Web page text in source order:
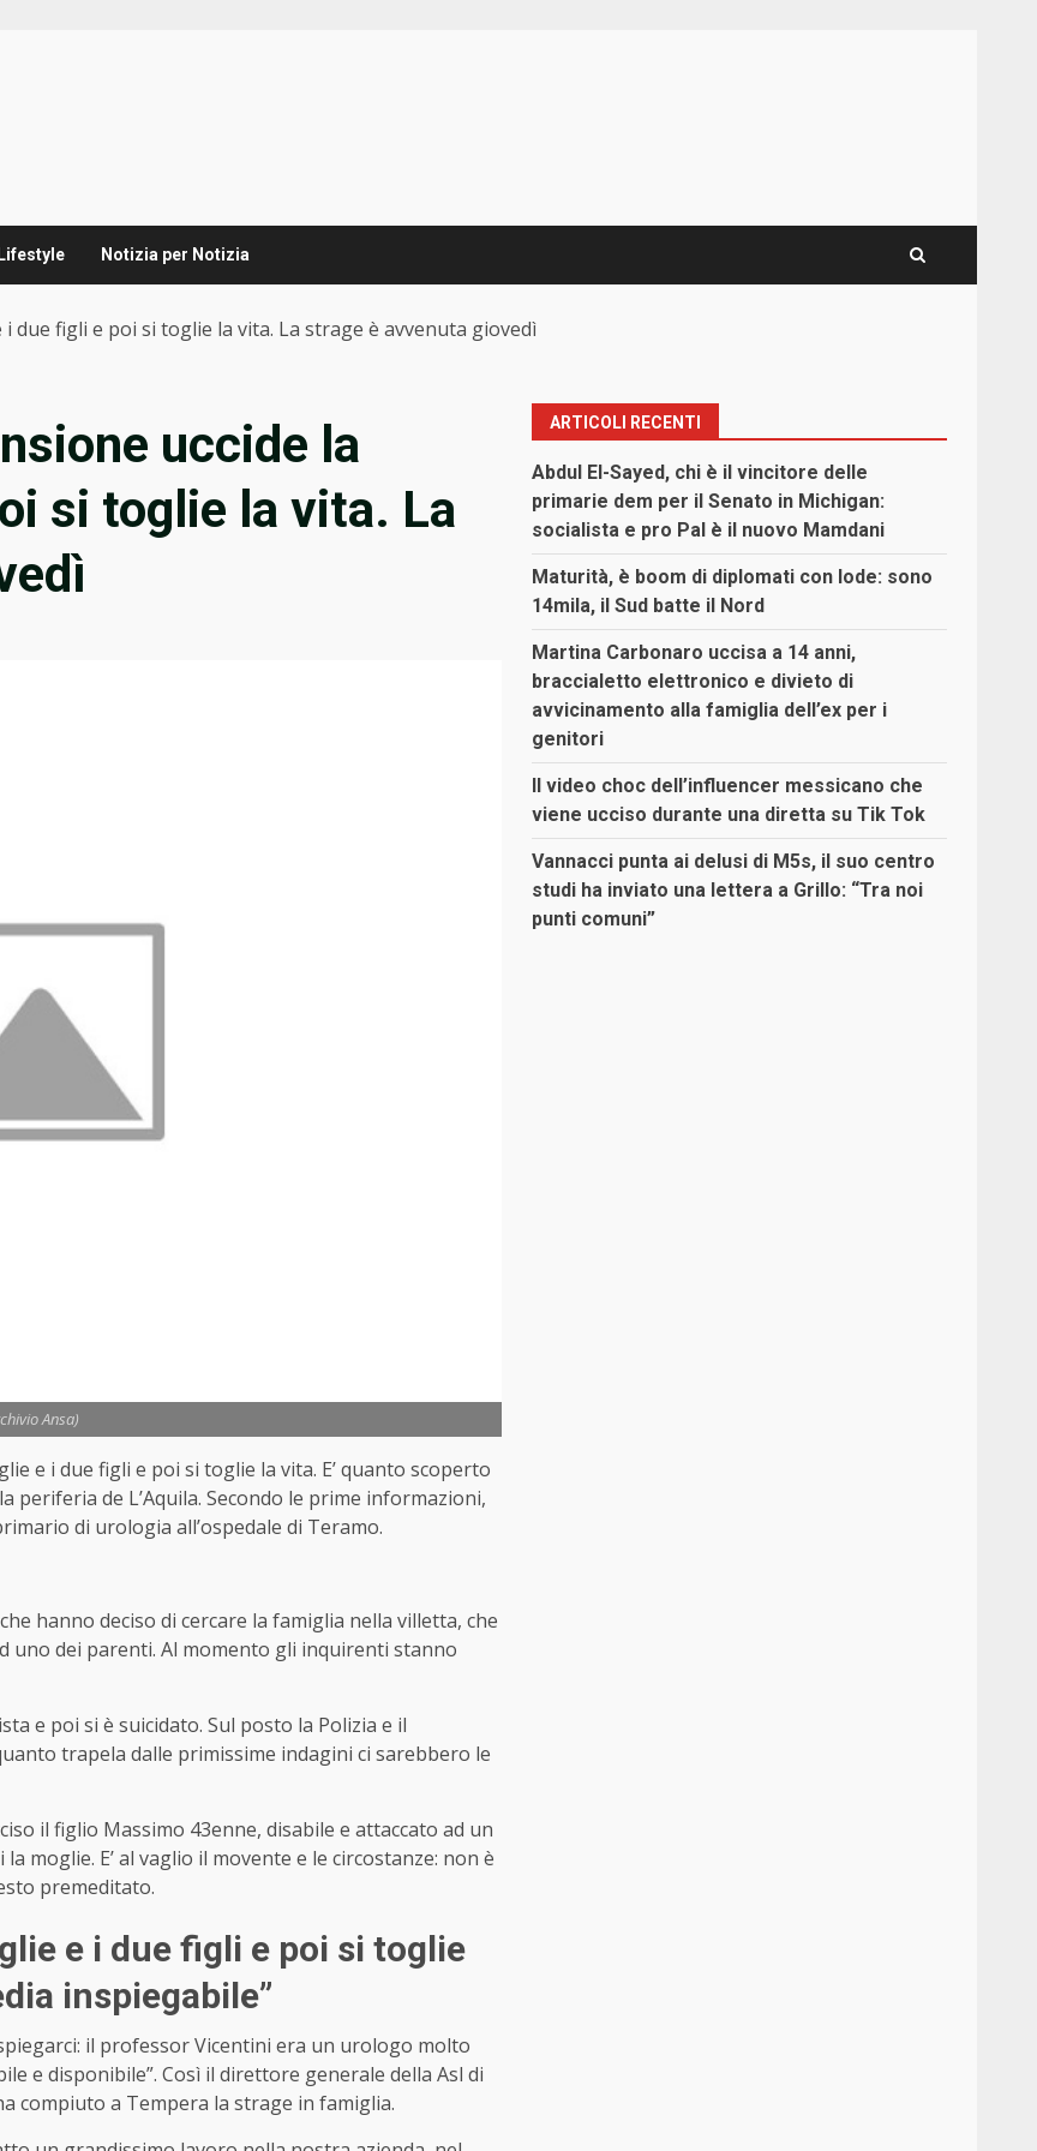
Lifestyle Notizia per Notizia
i due figli e poi si toglie la vita. La strage è avvenuta giovedì
uccide la
si toglie la vita. La
Ansa)
e i due figli e poi si toglie la vita. E’ quanto scoperto
de L’Aquila. Secondo le prime informazioni,
di urologia all’ospedale di Teramo.
hanno deciso di cercare la famiglia nella villetta, che
uno dei parenti. Al momento gli inquirenti stanno
e poi si è suicidato. Sul posto la Polizia e il
trapela dalle primissime indagini ci sarebbero le
il figlio Massimo 43enne, disabile e attaccato ad un
moglie. E’ al vaglio il movente e le circostanze: non è
premeditato.
e i due figli e poi si toglie
inspiegabile”
il professor Vicentini era un urologo molto
e disponibile”. Così il direttore generale della Asl di
compiuto a Tempera la strage in famiglia.
ARTICOLI RECENTI
Abdul El-Sayed, chi è il vincitore delle
primarie dem per il Senato in Michigan:
socialista e pro Pal è il nuovo Mamdani
Maturità, è boom di diplomati con lode: sono
14mila, il Sud batte il Nord
Martina Carbonaro uccisa a 14 anni,
braccialetto elettronico e divieto di
avvicinamento alla famiglia dell’ex per i
genitori
Il video choc dell’influencer messicano che
viene ucciso durante una diretta su Tik Tok
Vannacci punta ai delusi di M5s, il suo centro
studi ha inviato una lettera a Grillo: “Tra noi
punti comuni”